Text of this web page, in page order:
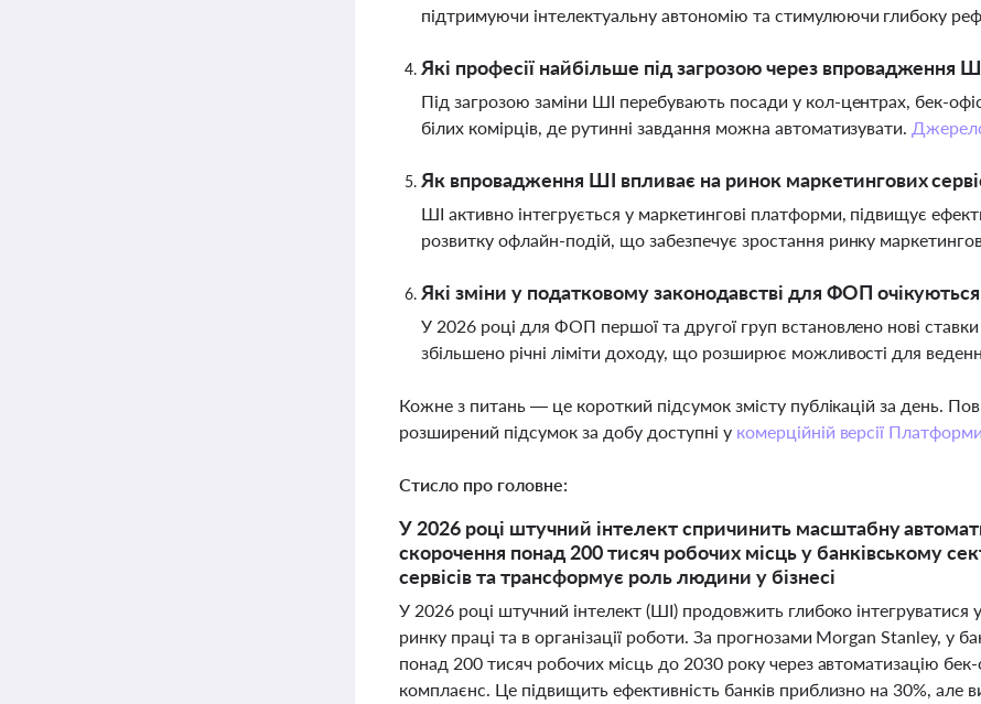
підтримуючи інтелектуальну автономію та стимулюючи глибоку
Які професії найбільше під загрозою через впровадження
Під загрозою заміни ШІ перебувають посади у кол-центрах, бек-
білих комірців, де рутинні завдання можна автоматизувати.
Як впровадження ШІ впливає на ринок маркетингових
ШІ активно інтегрується у маркетингові платформи, підвищує
розвитку офлайн-подій, що забезпечує зростання ринку
Які зміни у податковому законодавстві для ФОП
У 2026 році для ФОП першої та другої груп встановлено нові
збільшено річні ліміти доходу, що розширює можливості для
Кожне з питань — це короткий підсумок змісту публікацій за день.
розширений підсумок за добу доступні у комерційній версії
Стисло про головне:
У 2026 році штучний інтелект спричинить масштабну
скорочення понад 200 тисяч робочих місць у банківському
сервісів та трансформує роль людини у бізнесі
У 2026 році штучний інтелект (ШІ) продовжить глибоко інтегруватися
ринку праці та в організації роботи. За прогнозами Morgan Stanley, у
понад 200 тисяч робочих місць до 2030 року через автоматизацію
комплаєнс. Це підвищить ефективність банків приблизно на 30%, але